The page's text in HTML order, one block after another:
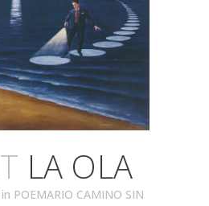
LA OLA
in POEMARIO CAMINO SIN